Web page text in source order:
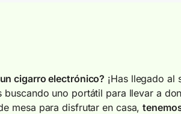
cigarro electrónico? ¡Has llegado al
buscando uno portátil para llevar a
mesa para disfrutar en casa,